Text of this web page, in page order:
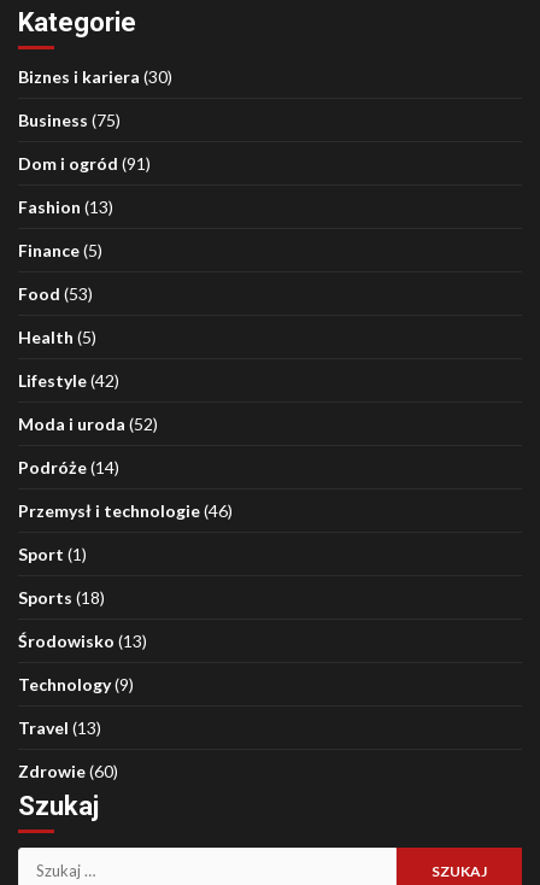
Kategorie
Biznes i kariera (30)
Business (75)
Dom i ogród (91)
Fashion (13)
Finance(5)
Food (53)
Health (5)
Lifestyle(42)
Moda i uroda (52)
Podróże(14)
Przemysł i technologie(46)
Sport (1)
Sports (18)
Środowisko (13)
Technology(9)
Travel (13)
Zdrowie(60)
Szukaj
Szukaj: